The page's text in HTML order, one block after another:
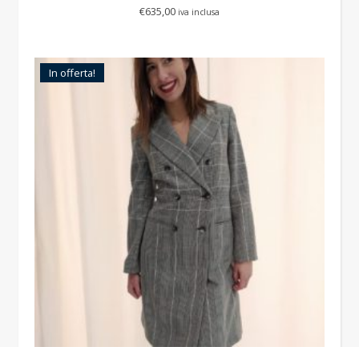
€635,00 iva inclusa
In offerta!